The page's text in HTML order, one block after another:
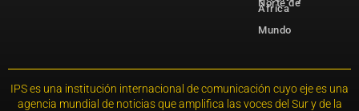
Norte de
África
Mundo
IPS es una institución internacional de comunicación cuyo eje es una
agencia mundial de noticias que amplifica las voces del Sur y de la